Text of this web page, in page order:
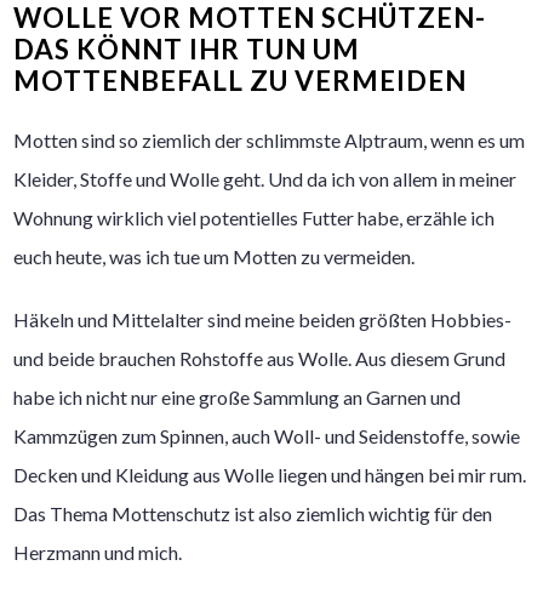
WOLLE VOR MOTTEN SCHÜTZEN-
DAS KÖNNT IHR TUN UM
MOTTENBEFALL ZU VERMEIDEN
Motten sind so ziemlich der schlimmste Alptraum, wenn es um
Kleider, Stoffe und Wolle geht. Und da ich von allem in meiner
Wohnung wirklich viel potentielles Futter habe, erzähle ich
euch heute, was ich tue um Motten zu vermeiden.
Häkeln und Mittelalter sind meine beiden größten Hobbies-
und beide brauchen Rohstoffe aus Wolle. Aus diesem Grund
habe ich nicht nur eine große Sammlung an Garnen und
Kammzügen zum Spinnen, auch Woll- und Seidenstoffe, sowie
Decken und Kleidung aus Wolle liegen und hängen bei mir rum.
Das Thema Mottenschutz ist also ziemlich wichtig für den
Herzmann und mich.